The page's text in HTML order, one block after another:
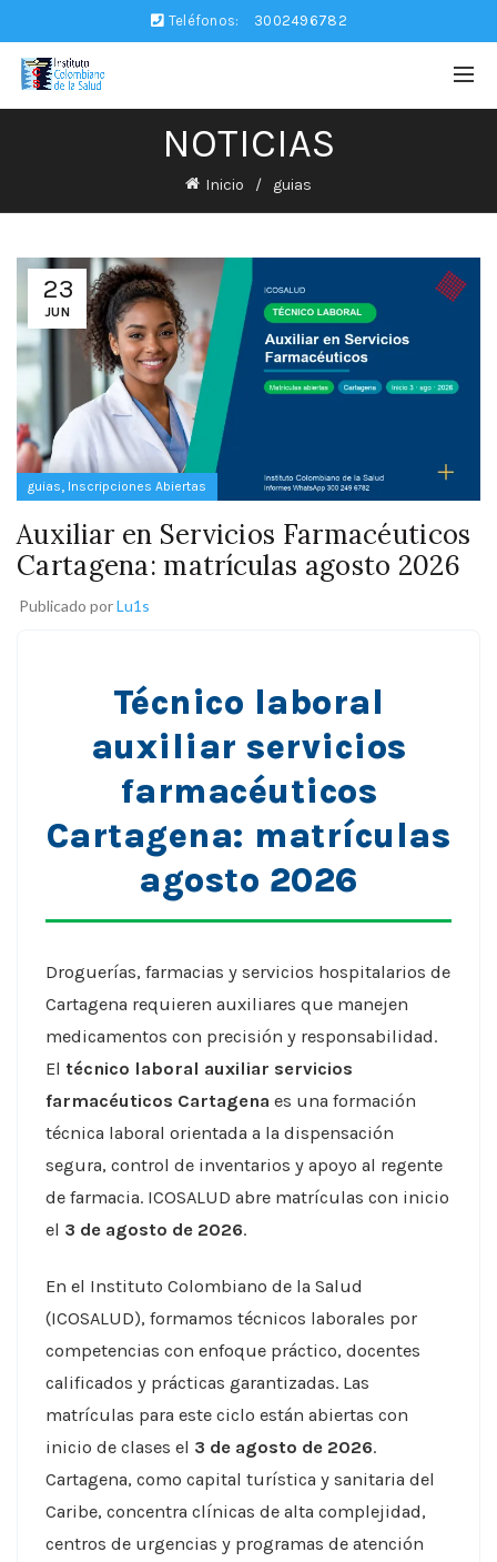
Teléfonos: 3002496782
NOTICIAS
Inicio guias
23
JUN
guias, Inscripciones Abiertas
Auxiliar en Servicios Farmacéuticos
Cartagena: matrículas agosto 2026
Publicado porLu1s
Técnico laboral
auxiliar servicios
farmacéuticos
Cartagena: matrículas
agosto 2026
Droguerías, farmacias y servicios hospitalarios de
Cartagena requieren auxiliares que manejen
medicamentos con precisión y responsabilidad.
El técnico laboral auxiliar servicios
farmacéuticos Cartagena es una formación
técnica laboral orientada a la dispensación
segura, control de inventarios y apoyo al regente
de farmacia. ICOSALUD abre matrículas con inicio
el 3 de agosto de 2026.
En el Instituto Colombiano de la Salud
(ICOSALUD), formamos técnicos laborales por
competencias con enfoque práctico, docentes
calificados y prácticas garantizadas. Las
matrículas para este ciclo están abiertas con
inicio de clases el 3 de agosto de 2026.
Cartagena, como capital turística y sanitaria del
Caribe, concentra clínicas de alta complejidad,
centros de urgencias y programas de atención